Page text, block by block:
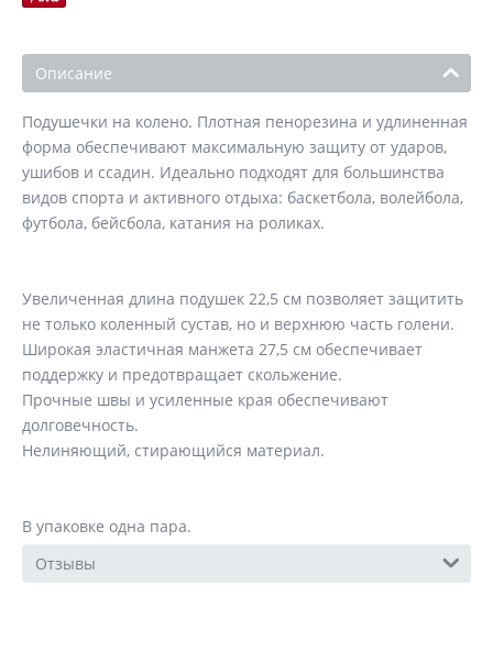
Описание
Подушечки на колено. Плотная пенорезина и удлиненная
форма обеспечивают максимальную защиту от ударов,
ушибов и ссадин. Идеально подходят для большинства
видов спорта и активного отдыха: баскетбола, волейбола,
футбола, бейсбола, катания на роликах.
Увеличенная длина подушек 22,5 см позволяет защитить
не только коленный сустав, но и верхнюю часть голени.
Широкая эластичная манжета 27,5 см обеспечивает
поддержку и предотвращает скольжение.
Прочные швы и усиленные края обеспечивают
долговечность.
Нелиняющий, стирающийся материал.
В упаковке одна пара.
Отзывы